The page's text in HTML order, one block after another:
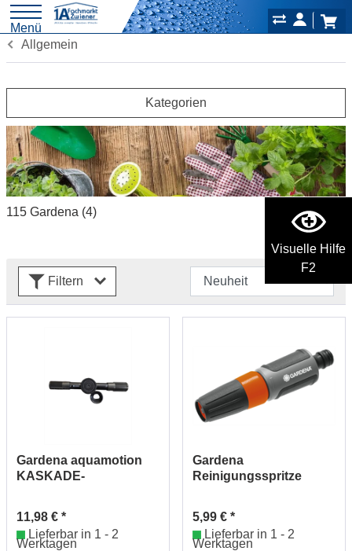
Visuelle Hilfe
F2
Menü
Allgemein
Kategorien
115 Gardena (4)
Filtern
Gardena aquamotion
KASKADE-
11,98 € *
Lieferbar in 1 - 2
Werktagen
Gardena
Reinigungsspritze
5,99 € *
Lieferbar in 1 - 2
Werktagen